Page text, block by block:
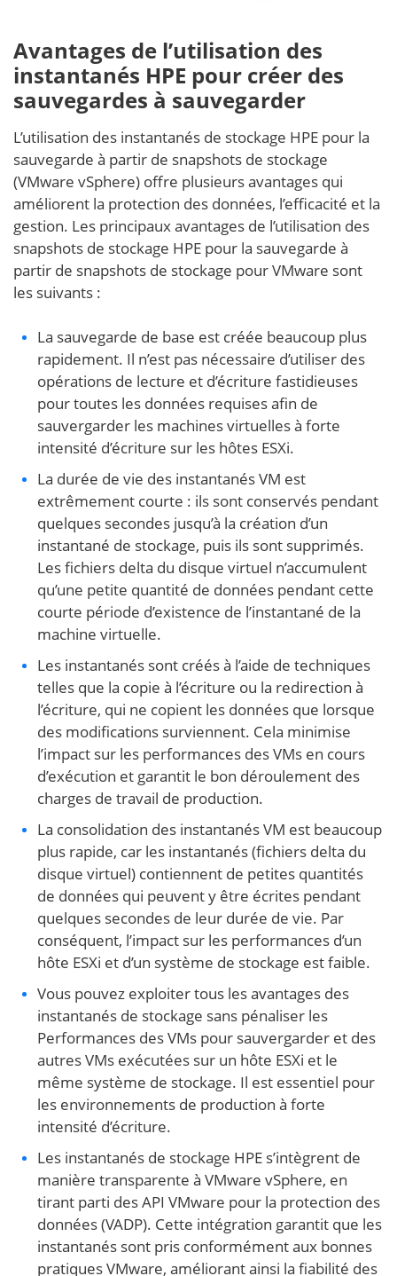
Avantages de l’utilisation des
instantanés HPE pour créer des
sauvegardes à sauvegarder
L’utilisation des instantanés de stockage HPE pour la
sauvegarde à partir de snapshots de stockage
(VMware vSphere) offre plusieurs avantages qui
améliorent la protection des données, l’efficacité et la
gestion. Les principaux avantages de l’utilisation des
snapshots de stockage HPE pour la sauvegarde à
partir de snapshots de stockage pour VMware sont
les suivants :
La sauvegarde de base est créée beaucoup plus
rapidement. Il n’est pas nécessaire d’utiliser des
opérations de lecture et d’écriture fastidieuses
pour toutes les données requises afin de
sauvergarder les machines virtuelles à forte
intensité d’écriture sur les hôtes ESXi.
La durée de vie des instantanés VM est
extrêmement courte : ils sont conservés pendant
quelques secondes jusqu’à la création d’un
instantané de stockage, puis ils sont supprimés.
Les fichiers delta du disque virtuel n’accumulent
qu’une petite quantité de données pendant cette
courte période d’existence de l’instantané de la
machine virtuelle.
Les instantanés sont créés à l’aide de techniques
telles que la copie à l’écriture ou la redirection à
l’écriture, qui ne copient les données que lorsque
des modifications surviennent. Cela minimise
l’impact sur les performances des VMs en cours
d’exécution et garantit le bon déroulement des
charges de travail de production.
La consolidation des instantanés VM est beaucoup
plus rapide, car les instantanés (fichiers delta du
disque virtuel) contiennent de petites quantités
de données qui peuvent y être écrites pendant
quelques secondes de leur durée de vie. Par
conséquent, l’impact sur les performances d’un
hôte ESXi et d’un système de stockage est faible.
Vous pouvez exploiter tous les avantages des
instantanés de stockage sans pénaliser les
Performances des VMs pour sauvergarder et des
autres VMs exécutées sur un hôte ESXi et le
même système de stockage. Il est essentiel pour
les environnements de production à forte
intensité d’écriture.
Les instantanés de stockage HPE s’intègrent de
manière transparente à VMware vSphere, en
tirant parti des API VMware pour la protection des
données (VADP). Cette intégration garantit que les
instantanés sont pris conformément aux bonnes
pratiques VMware, améliorant ainsi la fiabilité des